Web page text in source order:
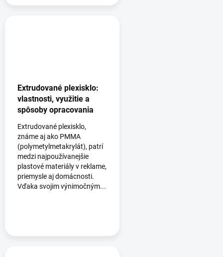
Extrudované plexisklo:
vlastnosti, využitie a
spôsoby opracovania
Extrudované plexisklo,
známe aj ako PMMA
(polymetylmetakrylát), patrí
medzi najpoužívanejšie
plastové materiály v reklame,
priemysle aj domácnosti.
Vďaka svojim výnimočným...